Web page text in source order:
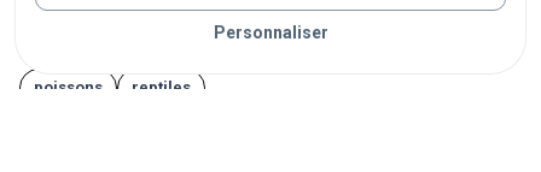
instruments de musique trottinettes animaux chats
poissons reptiles
Personnaliser